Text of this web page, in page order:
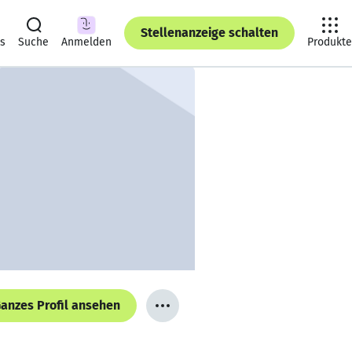
Suche Anmelden
Stellenanzeige schalten
Produkte
Profil ansehen